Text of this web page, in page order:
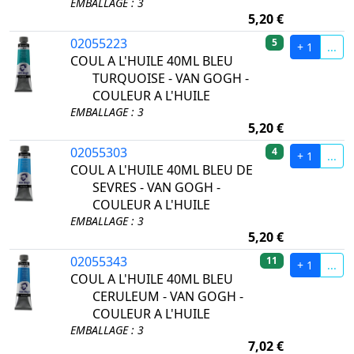
5,20 €
02055223
COUL A L'HUILE 40ML BLEU
TURQUOISE - VAN GOGH -
COULEUR A L'HUILE
EMBALLAGE : 3
5
5,20 €
+ 1 ...
02055303
COUL A L'HUILE 40ML BLEU DE
SEVRES - VAN GOGH -
COULEUR A L'HUILE
EMBALLAGE : 3
4
5,20 €
+ 1 ...
02055343
COUL A L'HUILE 40ML BLEU
CERULEUM - VAN GOGH -
COULEUR A L'HUILE
EMBALLAGE : 3
11
7,02 €
+ 1 ...